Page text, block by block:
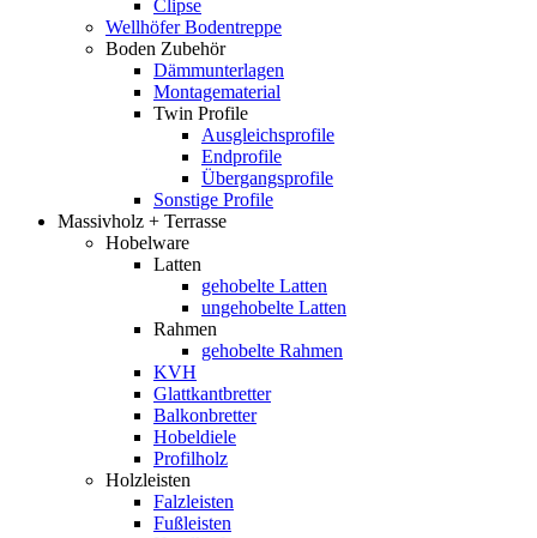
Clipse
Wellhöfer Bodentreppe
Boden Zubehör
Dämmunterlagen
Montagematerial
Twin Profile
Ausgleichsprofile
Endprofile
Übergangsprofile
Sonstige Profile
Massivholz + Terrasse
Hobelware
Latten
gehobelte Latten
ungehobelte Latten
Rahmen
gehobelte Rahmen
KVH
Glattkantbretter
Balkonbretter
Hobeldiele
Profilholz
Holzleisten
Falzleisten
Fußleisten